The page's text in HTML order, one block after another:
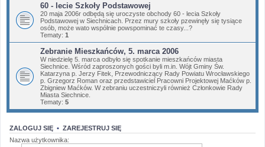
60 - lecie Szkoły Podstawowej
20 maja 2006r odbędą się uroczyste obchody 60 - lecia Szkoły
Podstawowej w Siechnicach. Przez mury szkoły pzewinęły się tysiące
osób, może wato wspólnie powspominać te czasy...?
Tematy: 1
Zebranie Mieszkańców, 5. marca 2006
W niedzielę 5. marca odbyło się spotkanie mieszkańców miasta
Siechnice. Wśród zaproszonych gości byli m.in. Wójt Gminy Św.
Katarzyna p. Jerzy Fitek, Przewodniczący Rady Powiatu Wrocławskiego
p. Grzegorz Roman oraz przedstawiciel Pracowni Projektowej Maćków p.
Zbigniew Maćków. W zebraniu uczestniczyli również Członkowie Rady
Miasta Siechnice.
Tematy: 5
ZALOGUJ SIĘ • ZAREJESTRUJ SIĘ
Nazwa użytkownika: